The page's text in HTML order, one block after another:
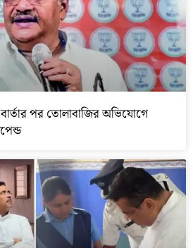
বার্তার পর তোলাবাজির অভিযোগে